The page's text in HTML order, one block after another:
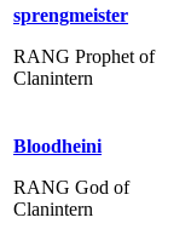
sprengmeister
RANG Prophet of
Clanintern
Bloodheini
RANG God of
Clanintern